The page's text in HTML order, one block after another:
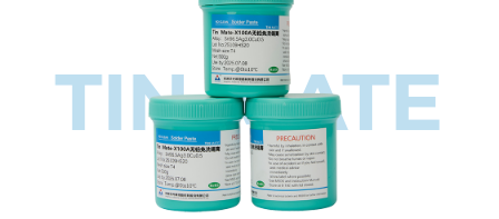
TIN MATE